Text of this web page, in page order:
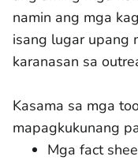
namin ang mga
isang lugar upang
karanasan sa
Kasama sa mga
mapagkukunang
Mga fact